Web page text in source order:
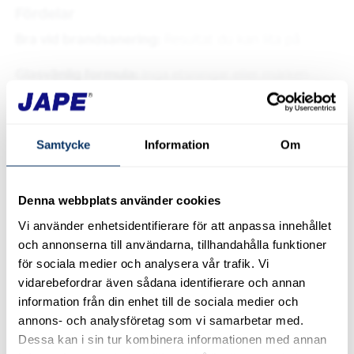
Samtycke Information Om
Denna webbplats använder cookies
Vi använder enhetsidentifierare för att anpassa innehållet
och annonserna till användarna, tillhandahålla funktioner
för sociala medier och analysera vår trafik. Vi
vidarebefordrar även sådana identifierare och annan
information från din enhet till de sociala medier och
annons- och analysföretag som vi samarbetar med.
Dessa kan i sin tur kombinera informationen med annan
Kraftfull skumteknik: För maximal rengöringseffekt
Användningsområden
9,9 i koncentrat) rengöringsmedel utan
lösningsmedel. Protox SC20 används som ett
professionellt grovrengöringsmedel för sot, olja samt
feta ytor och kan användas på alla ytor som tål
vatten.
Protox SC20 innehåller inga parfymer eller
lättflyktiga organiska föreningar (VOC) och etsar inte
glasytor.